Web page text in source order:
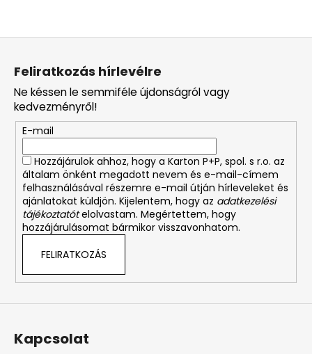
L
Feliratkozás hírlevélre
Ne késsen le semmiféle újdonságról vagy
kedvezményről!
E-mail
Hozzájárulok ahhoz, hogy a Karton P+P, spol. s r.o. az
általam önként megadott nevem és e-mail-címem
felhasználásával részemre e-mail útján hírleveleket és
ajánlatokat küldjön. Kijelentem, hogy az adatkezelési
tájékoztatótelolvastam. Megértettem, hogy
hozzájárulásomat bármikor visszavonhatom.
FELIRATKOZÁS
Kapcsolat